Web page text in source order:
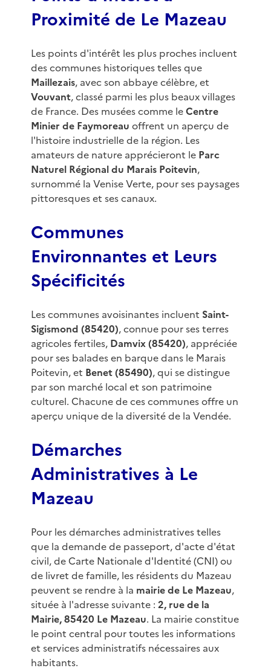
Proximité de Le Mazeau
Les points d'intérêt les plus proches incluent
des communes historiques telles que
Maillezais, avec son abbaye célèbre, et
Vouvant, classé parmi les plus beaux villages
de France. Des musées comme leCentre
Minier de Faymoreau offrent un aperçu de
l'histoire industrielle de la région. Les
amateurs de nature apprécieront le Parc
Naturel Régional du Marais Poitevin,
surnommé la Venise Verte, pour ses paysages
pittoresques et ses canaux.
Communes
Environnantes et Leurs
Spécificités
Les communes avoisinantes incluent Saint-
Sigismond (85420), connue pour ses terres
agricoles fertiles, Damvix (85420), appréciée
pour ses balades en barque dans le Marais
Poitevin, et Benet (85490), qui se distingue
par son marché local et son patrimoine
culturel. Chacune de ces communes offre un
aperçu unique de la diversité de la Vendée.
Démarches
Administratives à Le
Mazeau
Pour les démarches administratives telles
que la demande de passeport, d'acte d'état
civil, de Carte Nationale d'Identité (CNI) ou
de livret de famille, les résidents du Mazeau
peuvent se rendre à la mairie de Le Mazeau,
située à l'adresse suivante : 2, rue de la
Mairie, 85420 Le Mazeau. La mairie constitue
le point central pour toutes les informations
et services administratifs nécessaires aux
habitants.